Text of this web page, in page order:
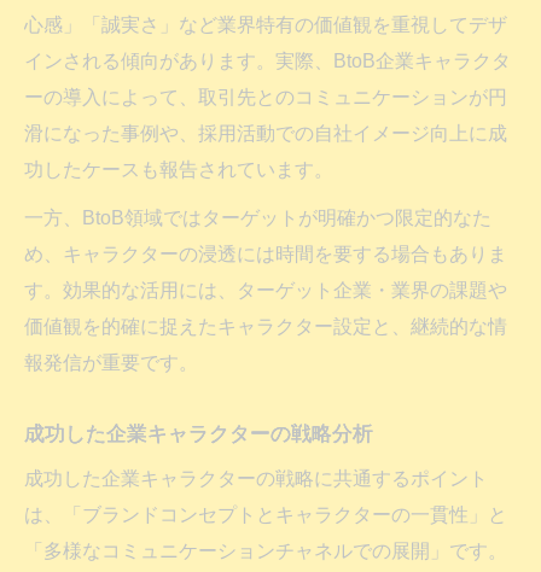
心感」「誠実さ」など業界特有の価値観を重視してデザ
インされる傾向があります。実際、BtoB企業キャラクタ
ーの導入によって、取引先とのコミュニケーションが円
滑になった事例や、採用活動での自社イメージ向上に成
功したケースも報告されています。
一方、BtoB領域ではターゲットが明確かつ限定的なた
め、キャラクターの浸透には時間を要する場合もありま
す。効果的な活用には、ターゲット企業・業界の課題や
価値観を的確に捉えたキャラクター設定と、継続的な情
報発信が重要です。
成功した企業キャラクターの戦略分析
成功した企業キャラクターの戦略に共通するポイント
は、「ブランドコンセプトとキャラクターの一貫性」と
「多様なコミュニケーションチャネルでの展開」です。